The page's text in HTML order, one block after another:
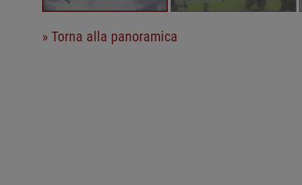
» Torna alla panoramica